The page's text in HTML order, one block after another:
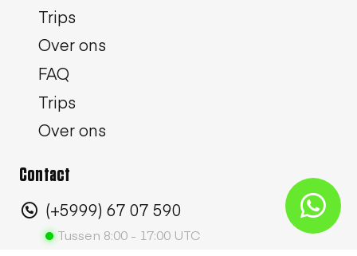
Trips
Over ons
FAQ
Trips
Over ons
Contact
(+5999) 67 07 590
Tussen 8:00 - 17:00 UTC